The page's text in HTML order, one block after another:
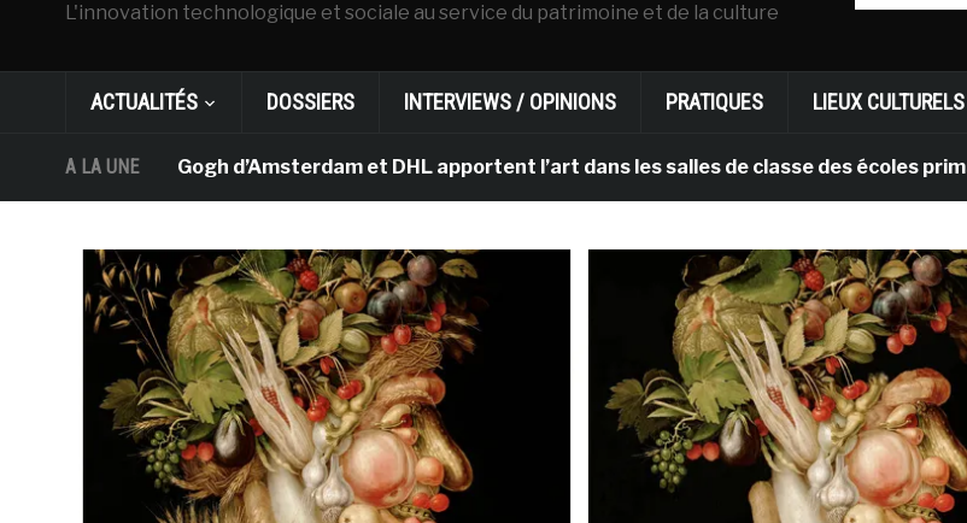
L'innovation technologique et sociale au service du patrimoine et de la culture
ACTUALITÉS DOSSIERS INTERVIEWS / OPINIONS PRATIQUES LIEUX CULTURELS
A LA UNE
Van Gogh d’Amsterdam et DHL apportent l’art dans les salles de classe des écoles primaires